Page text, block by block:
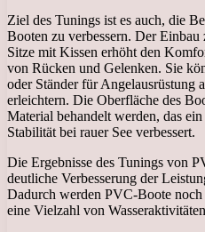
Ziel des Tunings ist es auch, die
Booten zu verbessern. Der
Sitze mit Kissen erhöht den
von Rücken und Gelenken. Sie
oder Ständer für Angelausrüstung
erleichtern. Die Oberfläche des
Material behandelt werden, das
Stabilität bei rauer See verbessert.
Die Ergebnisse des Tunings von
deutliche Verbesserung der
Dadurch werden PVC-Boote
eine Vielzahl von